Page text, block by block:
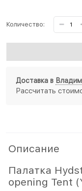
Количество:
Доставка в
Рассчитать
Описание
Палатка
opening Tent